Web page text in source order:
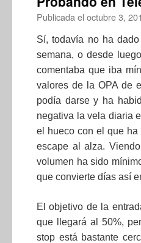
Publicada el octubre 3,
Sí, todavía no ha
semana, o desde
comentaba que iba
valores de la OPA de
podía darse y ha
negativa la vela diaria
el hueco con el que
escape al alza.
volumen ha sido
que convierte días así
El objetivo de la
que llegará al 50%,
stop está bastante